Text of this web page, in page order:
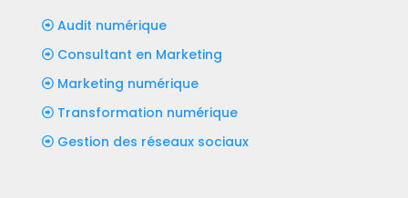
Audit numérique
Consultant en Marketing
Marketing numérique
Transformation numérique
Gestion des réseaux sociaux